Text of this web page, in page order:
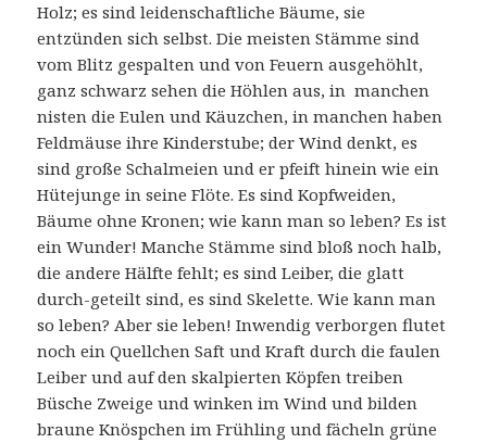
Holz; es sind leidenschaftliche Bäume, sie
entzünden sich selbst. Die meisten Stämme sind
vom Blitz gespalten und von Feuern ausgehöhlt,
ganz schwarz sehen die Höhlen aus, in manchen
nisten die Eulen und Käuzchen, in manchen haben
Feldmäuse ihre Kinderstube; der Wind denkt, es
sind große Schalmeien und er pfeift hinein wie ein
Hütejunge in seine Flöte. Es sind Kopfweiden,
Bäume ohne Kronen; wie kann man so leben? Es ist
ein Wunder! Manche Stämme sind bloß noch halb,
die andere Hälfte fehlt; es sind Leiber, die glatt
durch-geteilt sind, es sind Skelette. Wie kann man
so leben? Aber sie leben! Inwendig verborgen flutet
noch ein Quellchen Saft und Kraft durch die faulen
Leiber und auf den skalpierten Köpfen treiben
Büsche Zweige und winken im Wind und bilden
braune Knöspchen im Frühling und fächeln grüne